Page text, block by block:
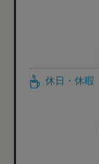
休日・休暇